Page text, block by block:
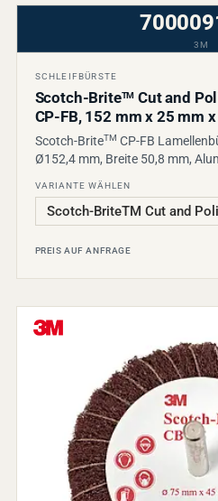
3M
SCHLEIFBÜRSTE
Scotch-BriteTM Cut and
CP-FB, 152 mm x 25 mm
Scotch-BriteTM CP-FB
Ø152,4 mm, Breite 50,8 mm,
VARIANTE WÄHLEN
PREIS AUF ANFRAGE